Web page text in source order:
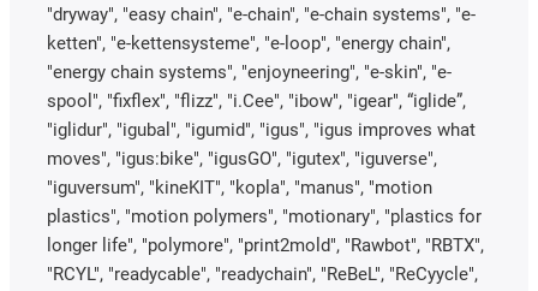
"dryway", "easy chain", "e-chain", "e-chain systems", "e-
ketten", "e-kettensysteme", "e-loop", "energy chain",
"energy chain systems", "enjoyneering", "e-skin", "e-
spool", "fixflex", "flizz", "i.Cee", "ibow", "igear", “iglide”,
"iglidur", "igubal", "igumid", "igus", "igus improves what
moves", "igus:bike", "igusGO", "igutex", "iguverse",
"iguversum", "kineKIT", "kopla", "manus", "motion
plastics", "motion polymers", "motionary", "plastics for
longer life", "polymore", "print2mold", "Rawbot", "RBTX",
"RCYL", "readycable", "readychain", "ReBeL", "ReCyycle",